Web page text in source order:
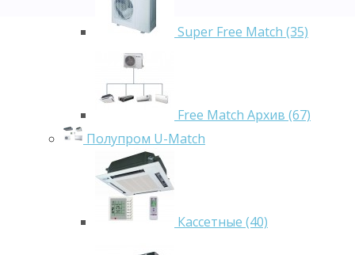
Super Free Match (35)
Free Match Архив (67)
Полупром U-Match
Кассетные (40)